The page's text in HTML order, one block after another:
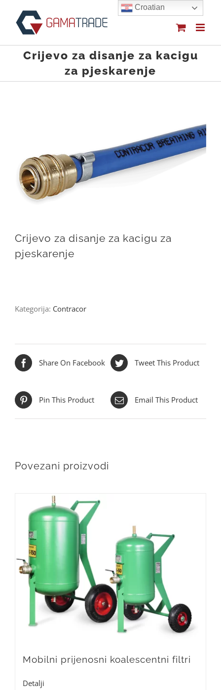
content
Crijevo za disanje za kacigu
za pjeskarenje
Crijevo za disanje za kacigu za
pjeskarenje
Kategorija: Contracor
Share On Facebook Tweet This Product
Pin This Product Email This Product
Povezani proizvodi
Mobilni prijenosni koalescentni filtri
Detalji
Croatian